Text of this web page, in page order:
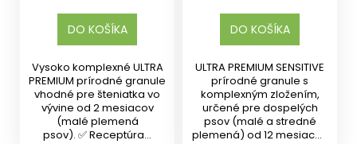
DO KOŠÍKA
Vysoko komplexné ULTRA
PREMIUM prírodné granule
vhodné pre šteniatka vo
vývine od 2 mesiacov
(malé plemená
psov). ✅ Receptúra...
DO KOŠÍKA
ULTRA PREMIUM SENSITIVE
prírodné granule s
komplexným zložením,
určené pre dospelých
psov (malé a stredné
plemená) od 12 mesiacov